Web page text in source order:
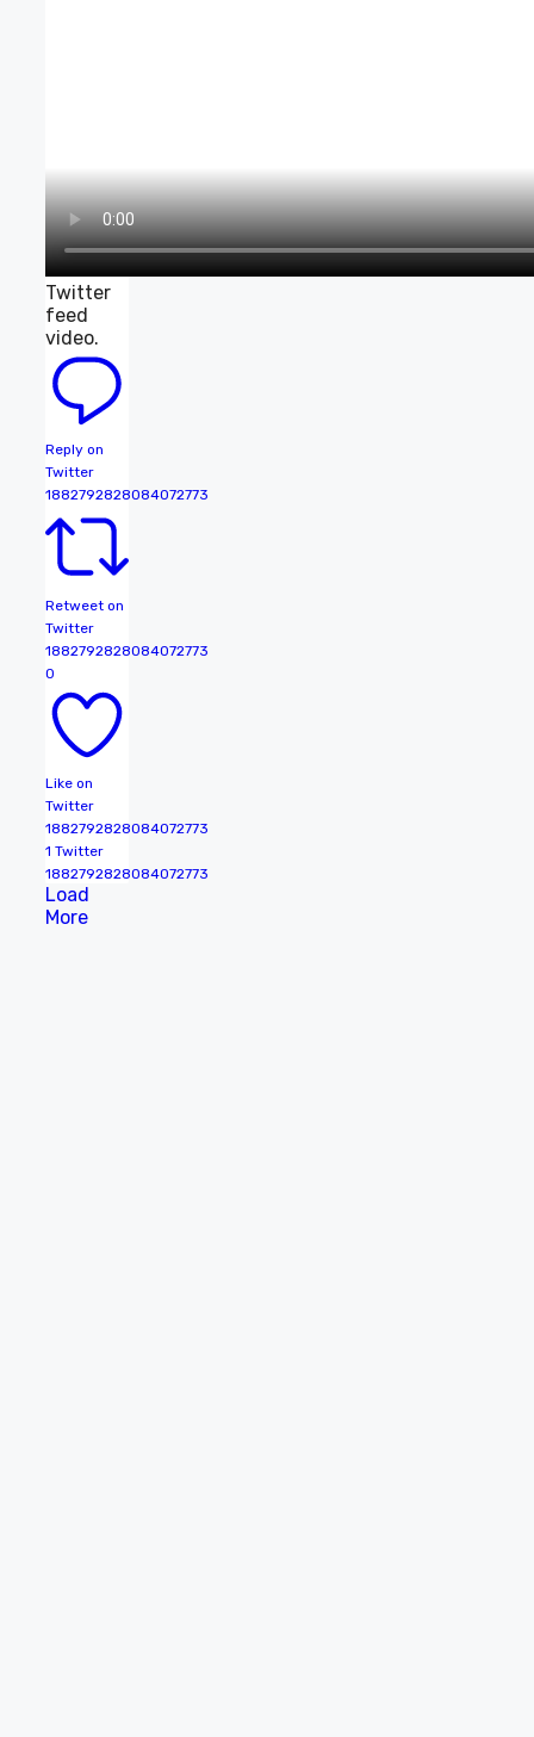
Twitter
feed
video.
Reply on
Twitter
1882792828084072773
Retweet on
Twitter
1882792828084072773
0
Like on
Twitter
1882792828084072773
1 Twitter
1882792828084072773
Load
More